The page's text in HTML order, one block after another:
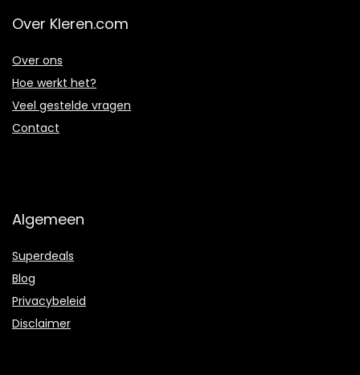
Over Kleren.com
Over ons
Hoe werkt het?
Veel gestelde vragen
Contact
Algemeen
Superdeals
Blog
Privacybeleid
Disclaimer